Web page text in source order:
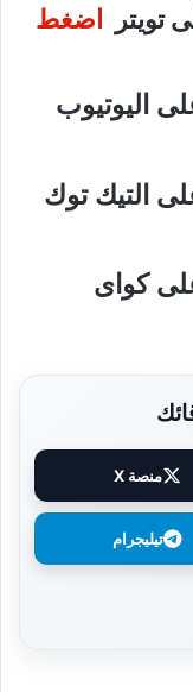
تويتر
اضغط
اليوتيوب
التيك توك
كواى
منصة X
تيليجرام